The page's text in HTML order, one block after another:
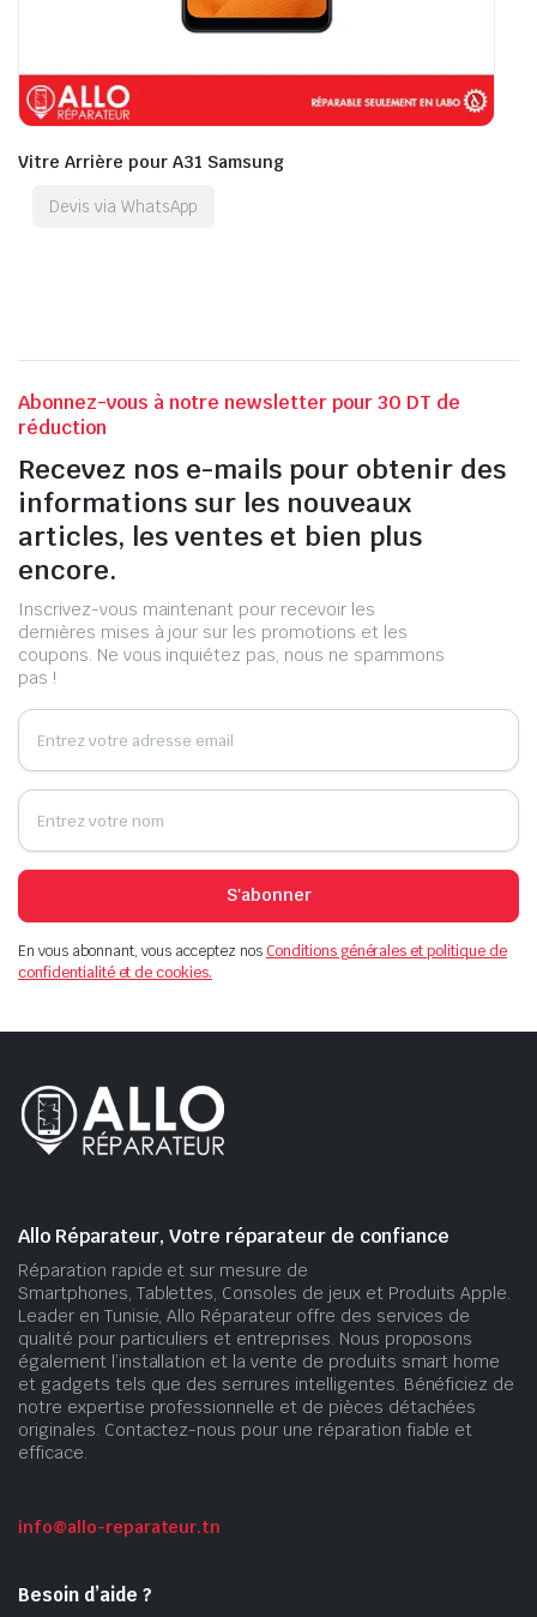
Vitre Arrière pour A31 Samsung
Devis via WhatsApp
Abonnez-vous à notre newsletter pour 30 DT de
réduction
Recevez nos e-mails pour obtenir des
informations sur les nouveaux
articles, les ventes et bien plus
encore.
Inscrivez-vous maintenant pour recevoir les
dernières mises à jour sur les promotions et les
coupons. Ne vous inquiétez pas, nous ne spammons
pas !
S'abonner
En vous abonnant, vous acceptez nosConditions générales et politique de
confidentialité et de cookies.
Allo Réparateur, Votre réparateur de confiance
Réparation rapide et sur mesure de
Smartphones, Tablettes, Consoles de jeux et Produits Apple.
Leader en Tunisie, Allo Réparateur offre des services de
qualité pour particuliers et entreprises. Nous proposons
également l’installation et la vente de produits smart home
et gadgets tels que des serrures intelligentes. Bénéficiez de
notre expertise professionnelle et de pièces détachées
originales. Contactez-nous pour une réparation fiable et
efficace.
info@allo-reparateur.tn
Besoin d’aide ?